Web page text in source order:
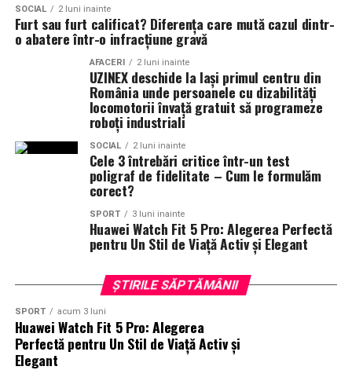
Partener media principal:VIRGIN RADIO ROMANIA
Parteneri media:CineFan,News.ro
Cinemap,Revista
Playtech,Happ.ro,Cinefilia,Daily
Filme-carti,MovieNews
Movienator
Munteanu.
SOCIAL 2 luni inainte
Furt sau furt calificat? Diferența care mută cazul dintr-
o abatere într-o infracțiune gravă
AFACERI 2 luni inainte
UZINEX deschide la Iași primul centru din
România unde persoanele cu dizabilități
locomotorii învață gratuit să programeze
roboți industriali
SOCIAL 2 luni inainte
Cele 3 întrebări critice într-un test
poligraf de fidelitate – Cum le formulăm
corect?
SPORT 3 luni inainte
Huawei Watch Fit 5 Pro: Alegerea Perfectă
pentru Un Stil de Viață Activ și Elegant
ȘTIRILE SĂPTĂMÂNII
SPORT acum 3 luni
Huawei Watch Fit 5 Pro: Alegerea
Perfectă pentru Un Stil de Viață Activ și
Elegant